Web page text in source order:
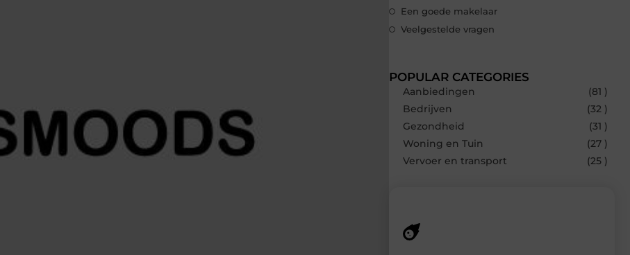
Een goede makelaar
Veelgestelde vragen
POPULAR CATEGORIES
Aanbiedingen
(81 )
Bedrijven
(32 )
Gezondheid
(31 )
Woning en Tuin
(27 )
Vervoer en transport
(25 )